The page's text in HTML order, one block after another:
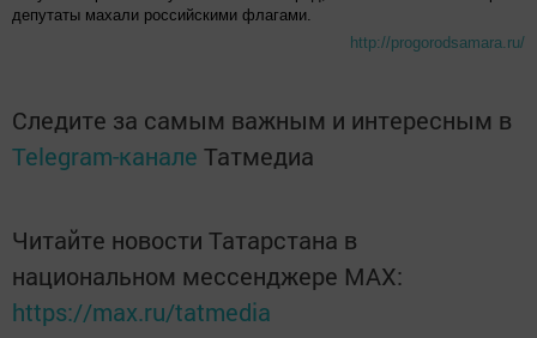
депутаты махали российскими флагами.
http://progorodsamara.ru/
Следите за самым важным и интересным в
Telegram-канале Татмедиа
Читайте новости Татарстана в
национальном мессенджере MАХ:
https://max.ru/tatmedia